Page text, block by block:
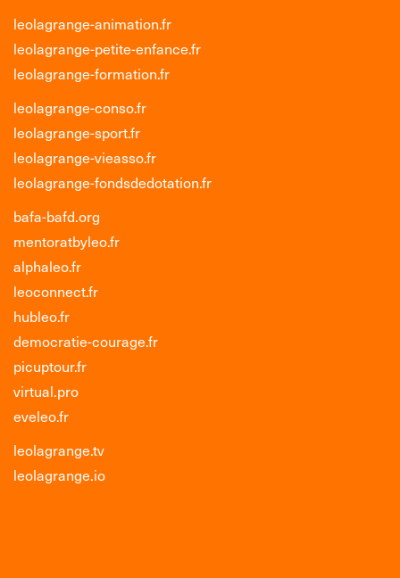
leolagrange-animation.fr
leolagrange-petite-enfance.fr
leolagrange-formation.fr
leolagrange-conso.fr
leolagrange-sport.fr
leolagrange-vieasso.fr
leolagrange-fondsdedotation.fr
bafa-bafd.org
mentoratbyleo.fr
alphaleo.fr
leoconnect.fr
hubleo.fr
democratie-courage.fr
picuptour.fr
virtual.pro
eveleo.fr
leolagrange.tv
leolagrange.io